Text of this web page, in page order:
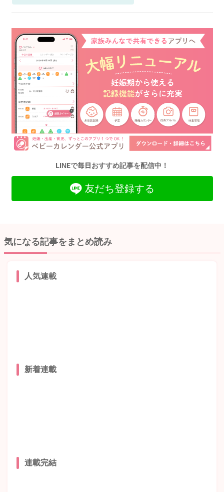
LINEで毎日おすすめ記事を配信中！
友だち登録する
気になる記事をまとめ読み
人気連載
新着連載
連載完結